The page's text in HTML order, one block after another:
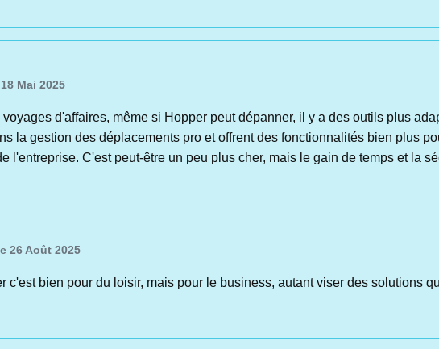
Mai 2025
d'affaires, même si Hopper peut dépanner, il y a des outils plus
la gestion des déplacements pro et offrent des fonctionnalités bien plus
l'entreprise. C'est peut-être un peu plus cher, mais le gain de temps et la
26 Août 2025
c'est bien pour du loisir, mais pour le business, autant viser des solutions